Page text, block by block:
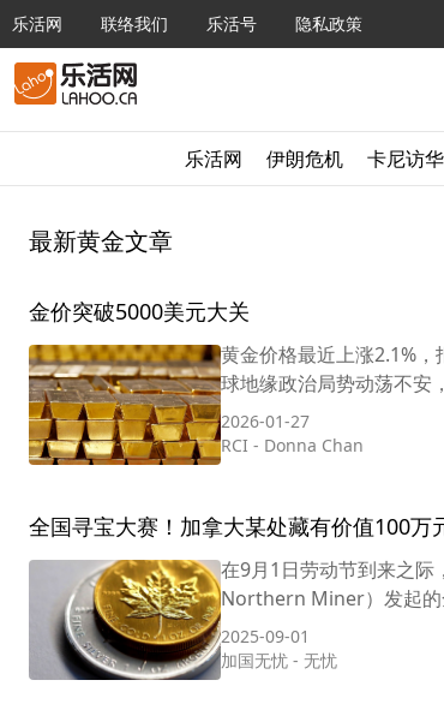
乐活网 联络我们 乐活号 隐私政策
乐活网 伊朗危机 卡尼访华
最新黄金文章
金价突破5000美元大关
黄金价格最近上涨2.1%
球地缘政治局势动荡不安
2026-01-27
RCI - Donna Chan
全国寻宝大赛！加拿大某处藏有价值100万
在9月1日劳动节到来之际
Northern Miner）发起的
2025-09-01
加国无忧 - 无忧